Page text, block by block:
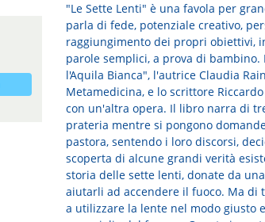
"Le Sette Lenti" è una favola per
parla di fede, potenziale creativo,
raggiungimento dei propri obiettivi,
parole semplici, a prova di bambino.
l'Aquila Bianca", l'autrice Claudia
Metamedicina, e lo scrittore
con un'altra opera. Il libro narra di
prateria mentre si pongono
pastora, sentendo i loro discorsi,
scoperta di alcune grandi verità
storia delle sette lenti, donate da
aiutarli ad accendere il fuoco. Ma
a utilizzare la lente nel modo giusto